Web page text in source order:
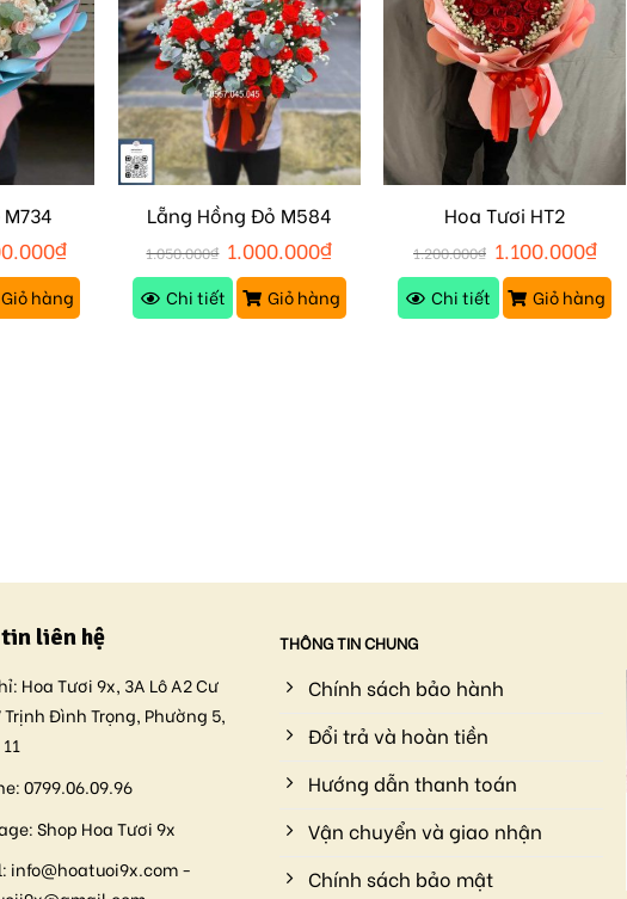
₫
Giỏ hàng
Lẵng Hồng Đỏ M584
1.050.000₫ 1.000.000₫
Chi tiết Giỏ hàng
Hoa Tươi HT2
1.200.000₫ 1.100.000₫
Chi tiết Giỏ hàng
liên hệ
Hoa Tươi 9x, 3A Lô A2 Cư
Trịnh Đình Trọng, Phường 5,
0799.06.09.96
Shop Hoa Tươi 9x
info@hoatuoi9x.com -
THÔNG TIN CHUNG
Chính sách bảo hành
Đổi trả và hoàn tiền
Hướng dẫn thanh toán
Vận chuyển và giao nhận
Chính sách bảo mật